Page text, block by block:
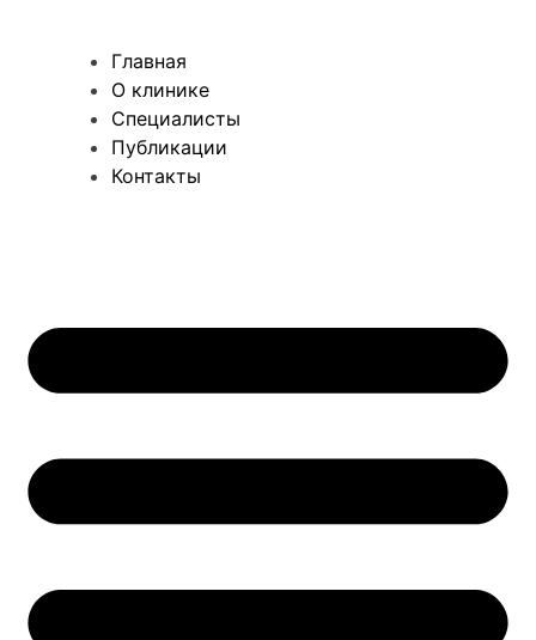
Главная
О клинике
Специалисты
Публикации
Контакты